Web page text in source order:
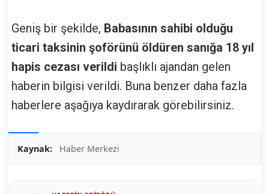
Geniş bir şekilde, Babasının sahibi olduğu
ticari taksinin şoförünü öldüren sanığa 18 yıl
hapis cezası verildi başlıklı ajandan gelen
haberin bilgisi verildi. Buna benzer daha fazla
haberlere aşağıya kaydırarak görebilirsiniz.
Kaynak: Haber Merkezi